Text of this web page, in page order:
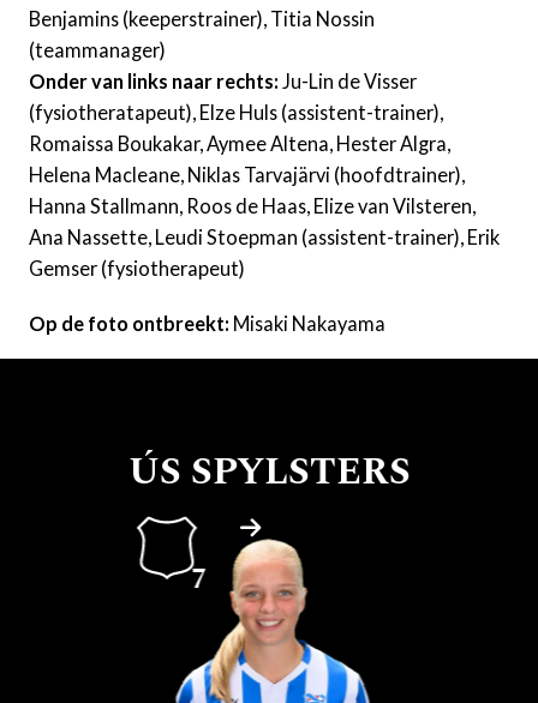
Benjamins (keeperstrainer), Titia Nossin
(teammanager)
Onder van links naar rechts: Ju-Lin de Visser
(fysiotheratapeut), Elze Huls (assistent-trainer),
Romaissa Boukakar, Aymee Altena, Hester Algra,
Helena Macleane, Niklas Tarvajärvi (hoofdtrainer),
Hanna Stallmann, Roos de Haas, Elize van Vilsteren,
Ana Nassette, Leudi Stoepman (assistent-trainer), Erik
Gemser (fysiotherapeut)
Op de foto ontbreekt: Misaki Nakayama
ÚS SPYLSTERS
7